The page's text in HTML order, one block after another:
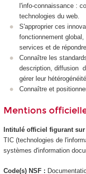
l'info-connaissance :
technologies du web.
S'approprier ces
fonctionnement
services et de
Connaître les
description, diffusion
gérer leur
Connaître et
Mentions
Intitulé officiel figurant
TIC (technologies de
systèmes d'information
Code(s) NSF :